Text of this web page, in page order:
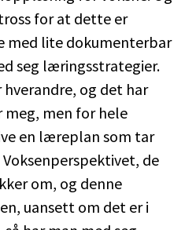
for at dette er
med lite dokumenterbar
seg læringsstrategier.
hverandre, og det har
men for hele
en læreplan som tar
de
om, og denne
uansett om det er i